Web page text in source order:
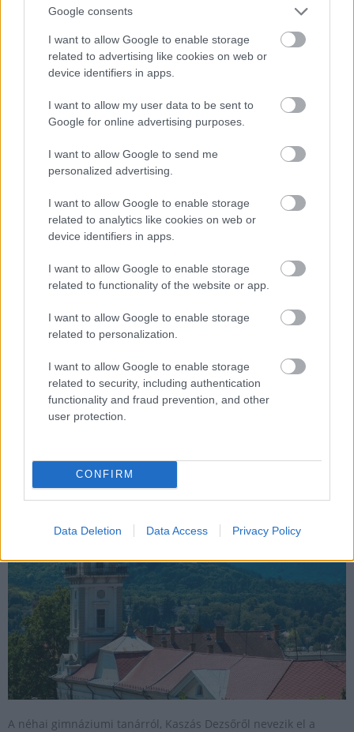
Google consents
I want to allow Google to enable storage
related to advertising like cookies on web or
device identifiers in apps.
I want to allow my user data to be sent to
Google for online advertising purposes.
I want to allow Google to send me
personalized advertising.
I want to allow Google to enable storage
related to analytics like cookies on web or
device identifiers in apps.
I want to allow Google to enable storage
related to functionality of the website or app.
I want to allow Google to enable storage
related to personalization.
I want to allow Google to enable storage
related to security, including authentication
functionality and fraud prevention, and other
user protection.
CONFIRM
Data Deletion Data Access Privacy Policy
A védőmaszkok osztása mellett rendszeresen fertőtlenítik a
városok közterületeit és utcabútorait.
Indulhat a munka a tűz által megrongált tolnai
fürdőben
2025.04.16
Helyi hírek
Nem csupán a korábbi állapotot állítják helyre: a projekt egy
fejlesztéssel összekötött rekonstrukció lesz.
Átnevezik Tamási utcáját
2025.02.04
A néhai gimnáziumi tanárról, Kaszás Dezsőről nevezik el a